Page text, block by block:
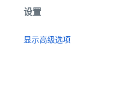
设置
显示高级选项